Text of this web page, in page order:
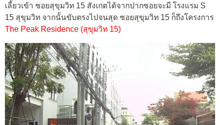
เลี้ยวเข้า ซอยสุขุมวิท 15 สังเกตได้จากปากซอยจะมี โรงแรม S
15 สุขุมวิท จากนั้นขับตรงไปจนสุด ซอยสุขุมวิท 15 ก็ถึงโครงการ
The Peak Residence (สุขุมวิท 15)